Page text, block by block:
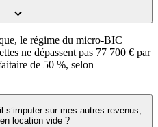
le régime du micro-BIC
ne dépassent pas 77 700 € par
de 50 %, selon
s’imputer sur mes autres revenus,
location vide ?